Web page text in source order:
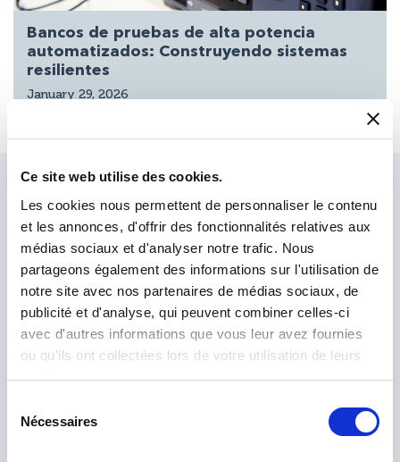
Ce site web utilise des cookies.
Les cookies nous permettent de personnaliser le contenu
et les annonces, d'offrir des fonctionnalités relatives aux
médias sociaux et d'analyser notre trafic. Nous
partageons également des informations sur l'utilisation de
notre site avec nos partenaires de médias sociaux, de
publicité et d'analyse, qui peuvent combiner celles-ci
avec d'autres informations que vous leur avez fournies
ou qu'ils ont collectées lors de votre utilisation de leurs
services.
Nécessaires
Bancos de pruebas de alta potencia
automatizados: Construyendo sistemas
resilientes
January 29, 2026
Pregunte a nuestros expertos
Nuestro equipo de expertos está aquí para ayudarle.
Envíenos su consulta y nos pondremos en contacto con
usted.